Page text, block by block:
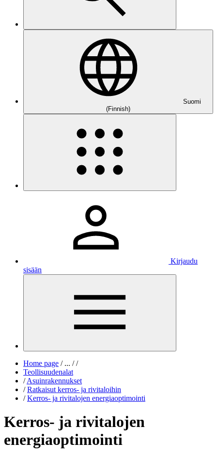
Suomi
(Finnish)
Kirjaudu
sisään
Home page /... / /
Teollisuudenalat
/ Asuinrakennukset
/ Ratkaisut kerros- ja rivitaloihin
/ Kerros- ja rivitalojen energiaoptimointi
Kerros- ja rivitalojen
energiaoptimointi